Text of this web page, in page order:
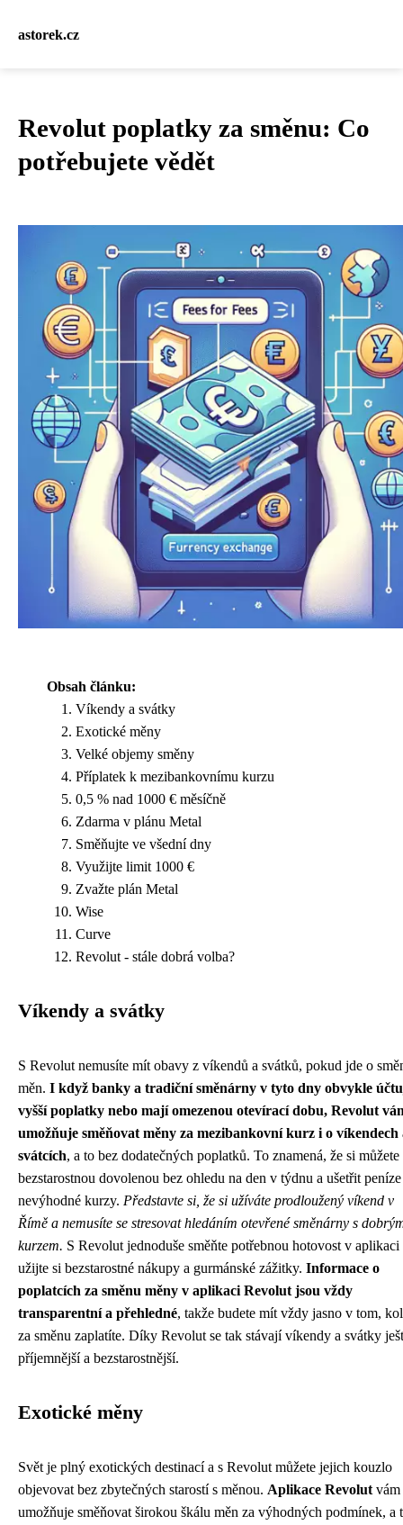
astorek.cz
Revolut poplatky za směnu: Co
potřebujete vědět
Obsah článku:
Víkendy a svátky
Exotické měny
Velké objemy směny
Příplatek k mezibankovnímu kurzu
0,5 % nad 1000 € měsíčně
Zdarma v plánu Metal
Směňujte ve všední dny
Využijte limit 1000 €
Zvažte plán Metal
Wise
Curve
Revolut - stále dobrá volba?
Víkendy a svátky
S Revolut nemusíte mít obavy z víkendů a svátků, pokud jde o
měn. I když banky a tradiční směnárny v tyto dny obvykle
vyšší poplatky nebo mají omezenou otevírací dobu, Revolut
umožňuje směňovat měny za mezibankovní kurz i o víkendech
svátcích, a to bez dodatečných poplatků. To znamená, že si
bezstarostnou dovolenou bez ohledu na den v týdnu a ušetřit
nevýhodné kurzy. Představte si, že si užíváte prodloužený víkend v
Římě a nemusíte se stresovat hledáním otevřené směnárny s
kurzem. S Revolut jednoduše směňte potřebnou hotovost v aplikaci
užijte si bezstarostné nákupy a gurmánské zážitky. Informace o
poplatcích za směnu měny v aplikaci Revolut jsou vždy
transparentní a přehledné, takže budete mít vždy jasno v tom,
za směnu zaplatíte. Díky Revolut se tak stávají víkendy a svátky
příjemnější a bezstarostnější.
Exotické měny
Svět je plný exotických destinací a s Revolut můžete jejich kouzlo
objevovat bez zbytečných starostí s měnou. Aplikace Revolut vám
umožňuje směňovat širokou škálu měn za výhodných podmínek, a